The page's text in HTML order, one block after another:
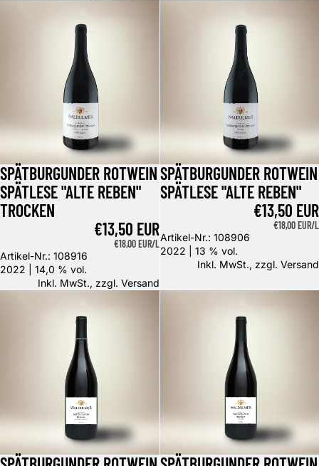
SPÄTBURGUNDER ROTWEIN
SPÄTLESE "ALTE REBEN"
TROCKEN
€13,50 EUR
GRUNDPREIS
€18,00 EUR/L
Artikel-Nr.: 108916
2022 | 14,0 % vol.
Inkl. MwSt., zzgl. Versand
SPÄTBURGUNDER ROTWEIN
SPÄTLESE "ALTE REBEN"
€13,50 EUR
GRUNDPREIS
€18,00 EUR/L
Artikel-Nr.: 108906
2022 | 13 % vol.
Inkl. MwSt., zzgl. Versand